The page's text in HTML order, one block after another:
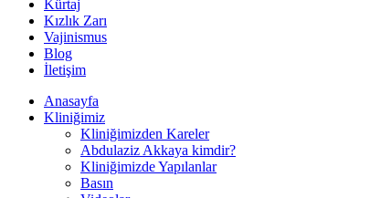
Kürtaj
Kızlık Zarı
Vajinismus
Blog
İletişim
Anasayfa
Kliniğimiz
Kliniğimizden Kareler
Abdulaziz Akkaya kimdir?
Kliniğimizde Yapılanlar
Basın